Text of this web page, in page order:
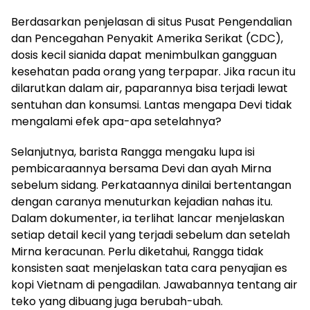
Berdasarkan penjelasandi situs Pusat Pengendalian
dan Pencegahan Penyakit Amerika Serikat (CDC),
dosis kecil sianida dapat menimbulkan gangguan
kesehatan pada orang yang terpapar. Jika racun itu
dilarutkan dalam air, paparannya bisa terjadi lewat
sentuhan dan konsumsi. Lantas mengapa Devi tidak
mengalami efek apa-apa setelahnya?
Selanjutnya, barista Rangga mengaku lupa isi
pembicaraannya bersama Devi dan ayah Mirna
sebelum sidang. Perkataannya dinilai bertentangan
dengan caranya menuturkan kejadian nahas itu.
Dalam dokumenter, ia terlihat lancar menjelaskan
setiap detail kecil yang terjadi sebelum dan setelah
Mirna keracunan. Perlu diketahui, Rangga tidak
konsistensaat menjelaskan tata cara penyajian es
kopi Vietnam di pengadilan. Jawabannya tentangair
teko yang dibuangjuga berubah-ubah.